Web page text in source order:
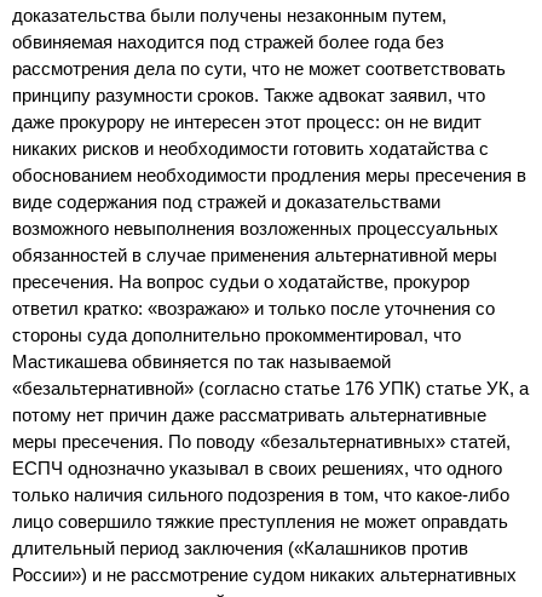
доказательства были получены незаконным путем,
обвиняемая находится под стражей более года без
рассмотрения дела по сути, что не может соответствовать
принципу разумности сроков. Также адвокат заявил, что
даже прокурору не интересен этот процесс: он не видит
никаких рисков и необходимости готовить ходатайства с
обоснованием необходимости продления меры пресечения в
виде содержания под стражей и доказательствами
возможного невыполнения возложенных процессуальных
обязанностей в случае применения альтернативной меры
пресечения. На вопрос судьи о ходатайстве, прокурор
ответил кратко: «возражаю» и только после уточнения со
стороны суда дополнительно прокомментировал, что
Мастикашева обвиняется по так называемой
«безальтернативной» (согласно статье 176 УПК) статье УК, а
потому нет причин даже рассматривать альтернативные
меры пресечения. По поводу «безальтернативных» статей,
ЕСПЧ однозначно указывал в своих решениях, что одного
только наличия сильного подозрения в том, что какое-либо
лицо совершило тяжкие преступления не может оправдать
длительный период заключения («Калашников против
России») и не рассмотрение судом никаких альтернативных